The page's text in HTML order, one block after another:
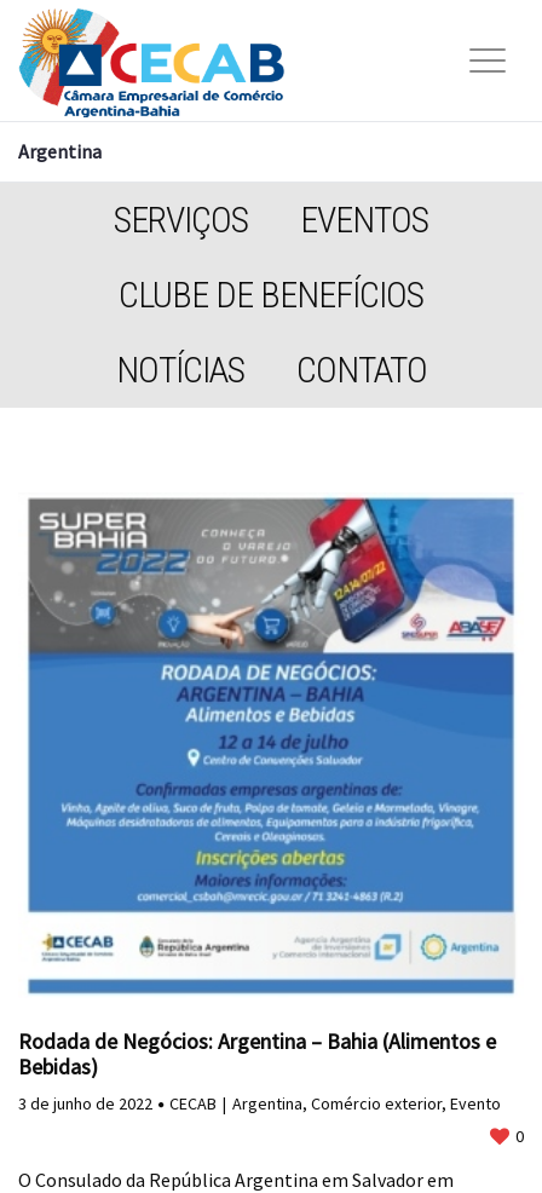
Argentina
SERVIÇOS
EVENTOS
CLUBE DE BENEFÍCIOS
NOTÍCIAS
CONTATO
Rodada de Negócios: Argentina – Bahia (Alimentos e
Bebidas)
3 de junho de 2022 CECAB Argentina, Comércio exterior, Evento
0
O Consulado da República Argentina em Salvador em